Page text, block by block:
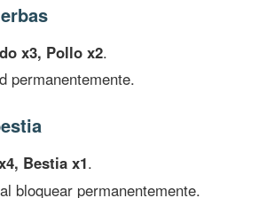
x3, Pollo x2.
permanentemente.
Bestia x1.
bloquear permanentemente.